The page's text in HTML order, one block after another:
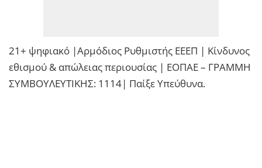
21+ ψηφιακό |Αρμόδιος Ρυθμιστής ΕΕΕΠ | Κίνδυνος
εθισμού & απώλειας περιουσίας | ΕΟΠΑΕ – ΓΡΑΜΜΗ
ΣΥΜΒΟΥΛΕΥΤΙΚΗΣ: 1114| Παίξε Υπεύθυνα.